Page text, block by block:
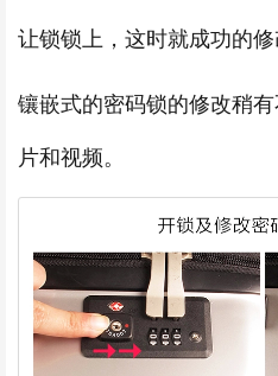
让锁锁上，这时就成功的修
镶嵌式的密码锁的修改稍
片和视频。